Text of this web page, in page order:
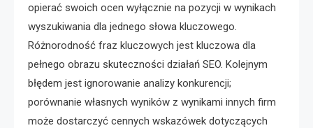
opierać swoich ocen wyłącznie na pozycji w wynikach
wyszukiwania dla jednego słowa kluczowego.
Różnorodność fraz kluczowych jest kluczowa dla
pełnego obrazu skuteczności działań SEO. Kolejnym
błędem jest ignorowanie analizy konkurencji;
porównanie własnych wyników z wynikami innych firm
może dostarczyć cennych wskazówek dotyczących